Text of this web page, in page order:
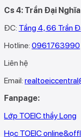
Cs 4: Trần Đại Nghĩa
ĐC: Tầng 4, 66 Trần
Hotline: 0961763990
Liên hệ
Email:
Fanpage:
Lớp TOEIC thầy Long
Học TOEIC